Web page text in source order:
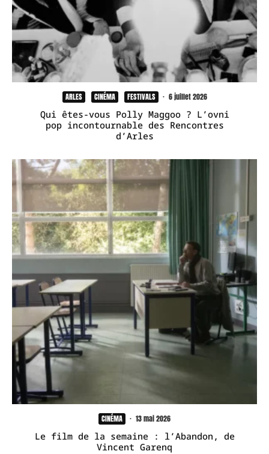
ARLES CINÉMA FESTIVALS · 6 juillet 2026
Qui êtes-vous Polly Maggoo ? L’ovni
pop incontournable des Rencontres
d’Arles
CINÉMA · 13 mai 2026
Le film de la semaine : l’Abandon, de
Vincent Garenq